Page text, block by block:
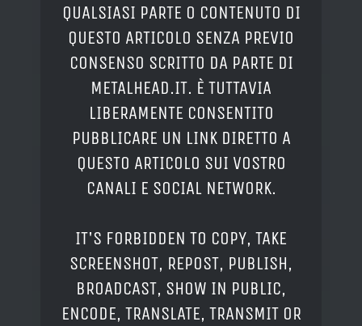
QUALSIASI PARTE O CONTENUTO DI
QUESTO ARTICOLO SENZA PREVIO
CONSENSO SCRITTO DA PARTE DI
METALHEAD.IT. È TUTTAVIA
LIBERAMENTE CONSENTITO
PUBBLICARE UN LINK DIRETTO A
QUESTO ARTICOLO SUI VOSTRO
CANALI E SOCIAL NETWORK.
IT'S FORBIDDEN TO COPY, TAKE
SCREENSHOT, REPOST, PUBLISH,
BROADCAST, SHOW IN PUBLIC,
ENCODE, TRANSLATE, TRANSMIT OR